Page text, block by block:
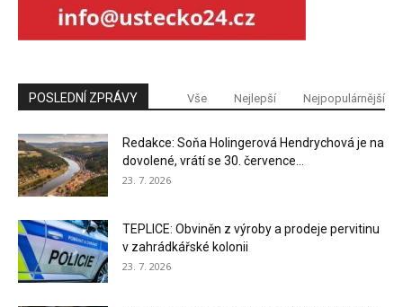
POSLEDNÍ ZPRÁVY Vše Nejlepší Nejpopulárnější
Redakce: Soňa Holingerová Hendrychová je na
dovolené, vrátí se 30. července...
23. 7. 2026
TEPLICE: Obviněn z výroby a prodeje pervitinu
v zahrádkářské kolonii
23. 7. 2026